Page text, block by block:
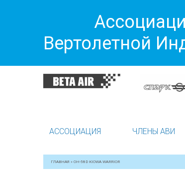
Вертолетной
АССОЦИАЦИЯ ЧЛЕНЫ АВИ
ГЛАВНАЯ » OH-58D KIOWA WARRIOR